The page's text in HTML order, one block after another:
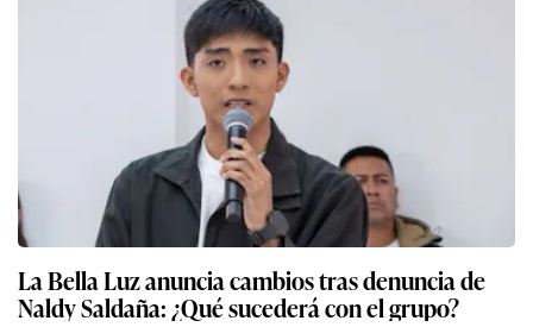
La Bella Luz anuncia cambios tras denuncia de
Naldy Saldaña: ¿Qué sucederá con el grupo?